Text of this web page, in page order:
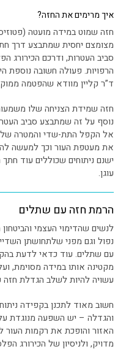
איך מרימים את החזה?
חזה שמוט במידה מועטה
מצומצם יחסית שמתבצע דרך
סביב העטרות, ודרכם הכירורג
הרפויות. פעולה חשובה נוספת
ד”ר קליין מוודא שהפטמה
חזה שמידת הצניחה שלו
נוסף על זה שמתבצע סביב
אל הקפל התת-שדי והמטרה
את מעטפת העור וכך למעשה
ישנם ניתוחים שכוללים עוד
עוגן.
הרמת חזה עם שתלים
לנשים שהדימוי העצמי
נפול וגם מפני שלתחושתן
עם שתלים. עוד כדאי לדעת
מקטינה אותו במידה מסוימת,
עשויה להיות לשלב הגדלת
חשוב מאוד לתכנן בקפידה
והגדלה – יש השפעה מנוגדת
האזור והופכת את רקמות העור
מדויק, ולניסיון של הכירורג